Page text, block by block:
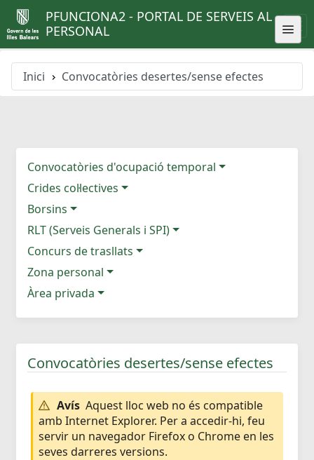
PFUNCIONA2 - PORTAL DE SERVEIS AL
PERSONAL
Inici Convocatòries desertes/sense efectes
Convocatòries d'ocupació temporal
Crides col·lectives
Borsins
RLT (Serveis Generals i SPI)
Concurs de trasllats
Zona personal
Àrea privada
Convocatòries desertes/sense efectes
Avís Aquest lloc web no és compatible
amb Internet Explorer. Per a accedir-hi, feu
servir un navegador Firefox o Chrome en les
seves darreres versions.